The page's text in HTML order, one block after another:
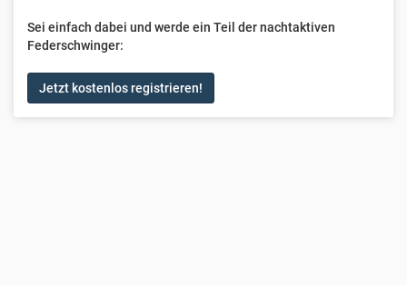
Sei einfach dabei und werde ein Teil der nachtaktiven
Federschwinger:
Jetzt kostenlos registrieren!